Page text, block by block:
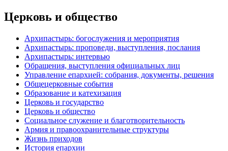
Церковь и общество
Архипастырь: богослужения и мероприятия
Архипастырь: проповеди, выступления, послания
Архипастырь: интервью
Обращения, выступления официальных лиц
Управление епархией: собрания, документы, решения
Общецерковные события
Образование и катехизация
Церковь и государство
Церковь и общество
Социальное служение и благотворительность
Армия и правоохранительные структуры
Жизнь приходов
История епархии